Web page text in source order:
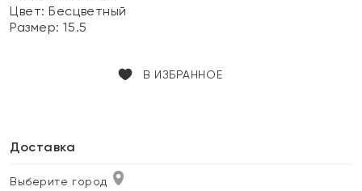
Цвет:Бесцветный
Размер:15.5
В ИЗБРАННОЕ
Доставка
Выберите город